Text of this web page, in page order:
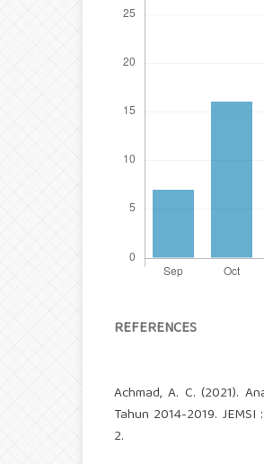
REFERENCES
Achmad, A. C. (2021).
Tahun 2014-2019.
2.